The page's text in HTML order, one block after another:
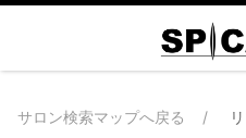
サロン検索マップへ戻る